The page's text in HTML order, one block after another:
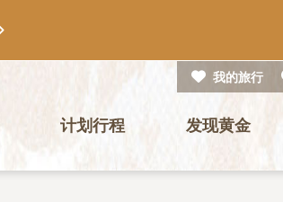
我的旅行
计划行程 发现黄金